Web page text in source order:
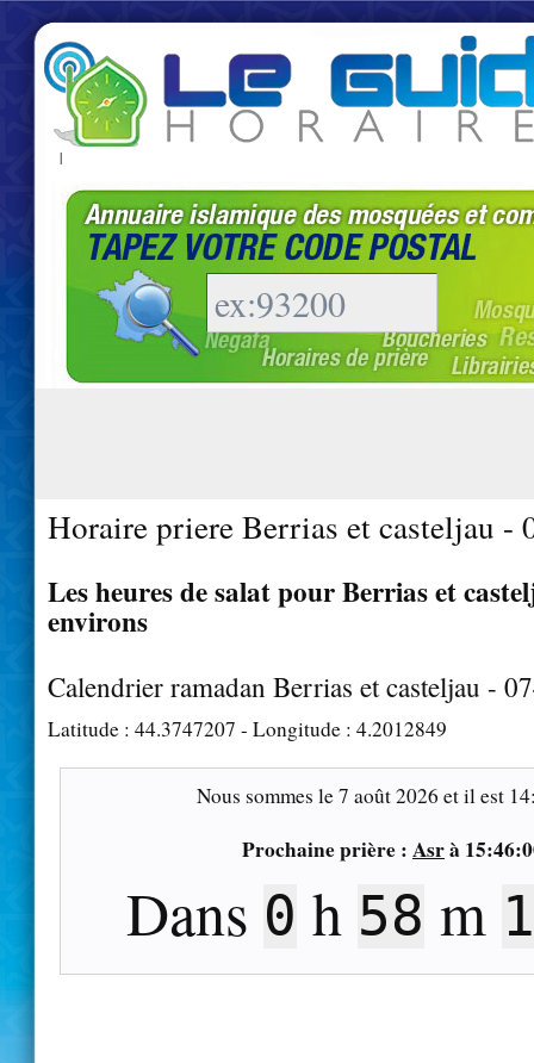
|
Horaire priere Berrias et casteljau -
Les heures de salat pour Berrias et
environs
Calendrier ramadan Berrias et casteljau -
Latitude : 44.3747207 - Longitude : 4.2012849
Nous sommes le7 août 2026 et il est
Prochaine prière : Asrà
Dans 0 h 58 m